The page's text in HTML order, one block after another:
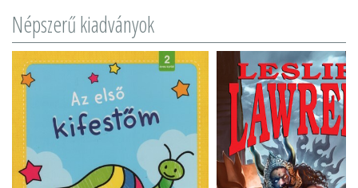
Népszerű kiadványok